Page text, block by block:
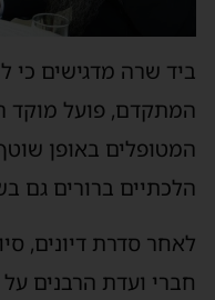
ביד שרה מדגישים כי
המתקדם, פועל מוקד
המטופלים באופן
הלכתיים ברורים גם
לאחר סדרת דיונים,
חברי ועדת הרבנים